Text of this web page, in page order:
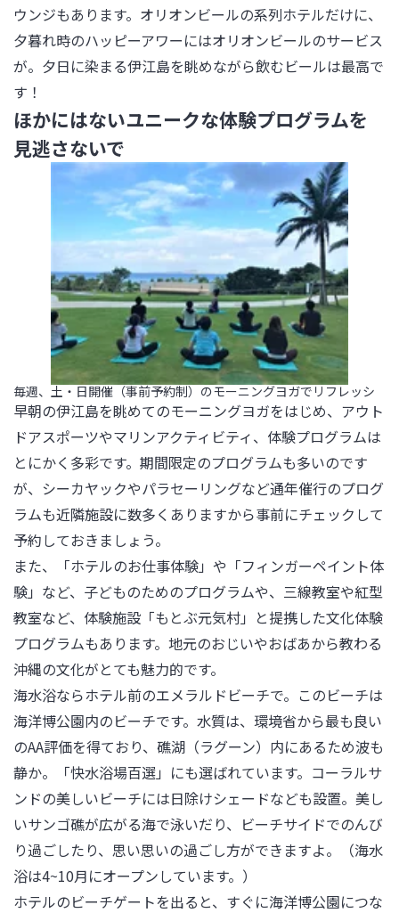
ウンジもあります。オリオンビールの系列ホテルだけに、
夕暮れ時のハッピーアワーにはオリオンビールのサービス
が。夕日に染まる伊江島を眺めながら飲むビールは最高で
す！
ほかにはないユニークな体験プログラムを
見逃さないで
毎週、土・日開催（事前予約制）のモーニングヨガでリフレッシ
早朝の伊江島を眺めてのモーニングヨガをはじめ、アウト
ドアスポーツやマリンアクティビティ、体験プログラムは
とにかく多彩です。期間限定のプログラムも多いのです
が、シーカヤックやパラセーリングなど通年催行のプログ
ラムも近隣施設に数多くありますから事前にチェックして
予約しておきましょう。
また、「ホテルのお仕事体験」や「フィンガーペイント体
験」など、子どものためのプログラムや、三線教室や紅型
教室など、体験施設「もとぶ元気村」と提携した文化体験
プログラムもあります。地元のおじいやおばあから教わる
沖縄の文化がとても魅力的です。
海水浴ならホテル前のエメラルドビーチで。このビーチは
海洋博公園内のビーチです。水質は、環境省から最も良い
のAA評価を得ており、礁湖（ラグーン）内にあるため波も
静か。「快水浴場百選」にも選ばれています。コーラルサ
ンドの美しいビーチには日除けシェードなども設置。美し
いサンゴ礁が広がる海で泳いだり、ビーチサイドでのんび
り過ごしたり、思い思いの過ごし方ができますよ。（海水
浴は4~10月にオープンしています。）
ホテルのビーチゲートを出ると、すぐに海洋博公園につな